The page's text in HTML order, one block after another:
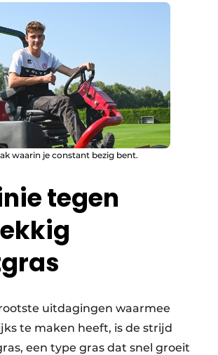
waarin je constant bezig bent.
tegen
uitdagingen waarmee
te maken heeft, is de strijd
een type gras dat snel groeit